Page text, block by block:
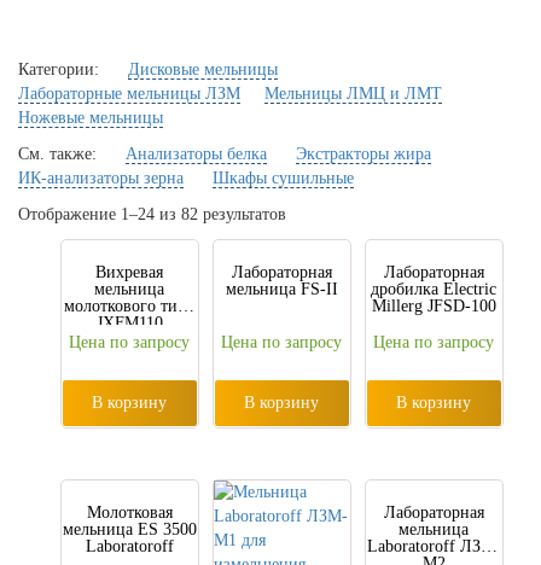
Категории:
Дисковые мельницы
Лабораторные мельницы ЛЗМ
Мельницы ЛМЦ и ЛМТ
Ножевые мельницы
См. также:
Анализаторы белка
Экстракторы жира
ИК-анализаторы зерна
Шкафы сушильные
Отображение 1–24 из 82 результатов
Вихревая
мельница
молоткового типа
JXFM110
Цена по запросу
В корзину
Лабораторная
мельница FS-II
Цена по запросу
В корзину
Лабораторная
дробилка Electric
Millerg JFSD-100
Цена по запросу
В корзину
Молотковая
мельница ES 3500
Laboratoroff
Лабораторная
мельница
Laboratoroff ЛЗМ-